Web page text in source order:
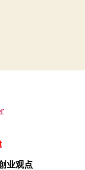
业观点